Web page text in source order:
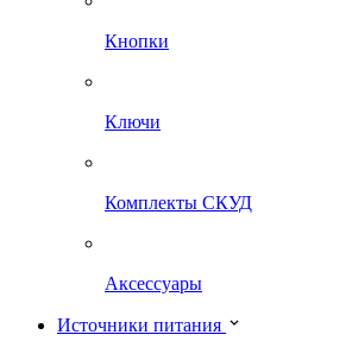
Кнопки
Ключи
Комплекты СКУД
Аксессуары
Источники питания